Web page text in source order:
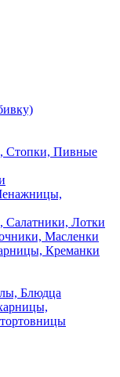
Пивные
Лотки
Масленки
Креманки
Блюдца